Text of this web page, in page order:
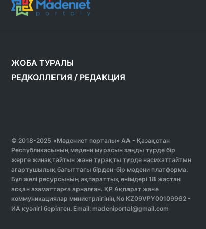
ЖОБА ТУРАЛЫ
РЕДКОЛЛЕГИЯ / РЕДАКЦИЯ
© 2018-2025 «Мәдениет порталы» АА - Қазақстан
Республикасының мәдени мұрасын заңды түрде бір
жерге жинақтайтын және тұрақты түрде насихаттайтын
ағартушылық бағыттағы бірден-бір мәдени платформа.
Бұл желі ресурсының ақпараттық өнімдері 18 жастан
асқан азаматтарға арналған. ҚР Ақпарат және
коммуникациялар министрлігінің No KZ09VPY00109962 -
ИА куәлігі берілген. Email: madeniportal@gmail.com